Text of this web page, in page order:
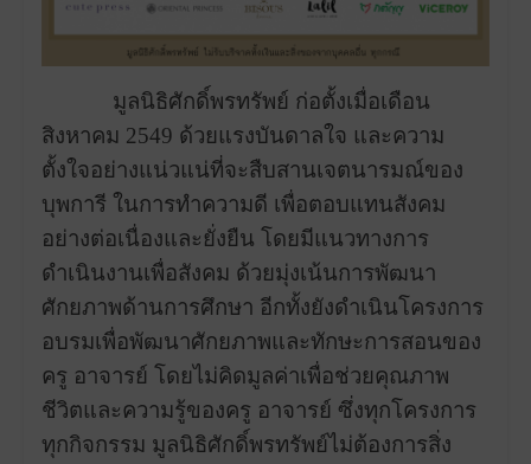
มูลนิธิศักดิ์พรทรัพย์ ก่อตั้งเมื่อเดือน
สิงหาคม 2549 ด้วยแรงบันดาลใจ และความ
ตั้งใจอย่างแน่วแน่ที่จะสืบสานเจตนารมณ์ของ
บุพการี ในการทำความดี เพื่อตอบแทนสังคม
อย่างต่อเนื่องและยั่งยืน โดยมีแนวทางการ
ดำเนินงานเพื่อสังคม ด้วยมุ่งเน้นการพัฒนา
ศักยภาพด้านการศึกษา อีกทั้งยังดำเนินโครงการ
อบรมเพื่อพัฒนาศักยภาพและทักษะการสอนของ
ครู อาจารย์ โดยไม่คิดมูลค่าเพื่อช่วยคุณภาพ
ชีวิตและความรู้ของครู อาจารย์ ซึ่งทุกโครงการ
ทุกกิจกรรม มูลนิธิศักดิ์พรทรัพย์ไม่ต้องการสิ่ง